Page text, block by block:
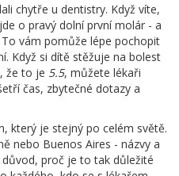
chytře u dentistry. Když víte,
o pravý dolní první molár - a
To vám pomůže lépe pochopit
Když si dítě stěžuje na bolest
že to je 5.5, můžete lékaři
čas, zbytečné dotazy a
který je stejný po celém světě.
nebo Buenos Aires - názvy a
proč je to tak důležité